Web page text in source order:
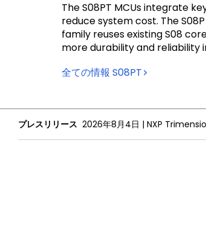
The S08PT MCUs integrate
reduce system cost. The
family reuses existing S08
more durability and reliability
全ての情報 S08PT
プレスリリース 2026年8月4日 |